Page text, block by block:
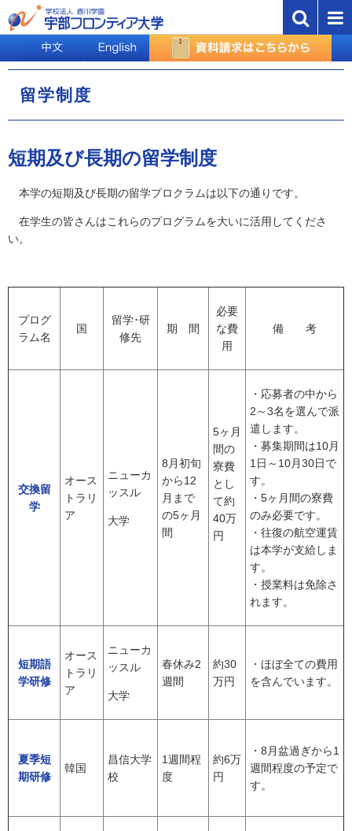
留学制度
短期及び長期の留学制度
本学の短期及び長期の留学プロクラムは以下の通りです。
在学生の皆さんはこれらのプログラムを大いに活用してくださ
い。
プログ
ラム名
国
留学･研
修先
期 間
必要
な費
用
備 考
交換留
学
オース
トラリ
ア
ニューカ
ッスル
大学
8月初旬
から12
月まで
の5ヶ月
間
5ヶ月
間の
寮費
とし
て約
40万
円
・応募者の中から
2～3名を選んで派
遣します。
・募集期間は10月
1日～10月30日で
す。
・5ヶ月間の寮費
のみ必要です。
・往復の航空運賃
は本学が支給しま
す。
・授業料は免除さ
れます。
短期語
学研修
オース
トラリ
ア
ニューカ
ッスル
大学
春休み2
週間
約30
万円
・ほぼ全ての費用
を含んでいます。
夏季短
期研修
韓国
昌信大学
校
1週間程
度
約6万
円
・8月盆過ぎから1
週間程度の予定で
す。